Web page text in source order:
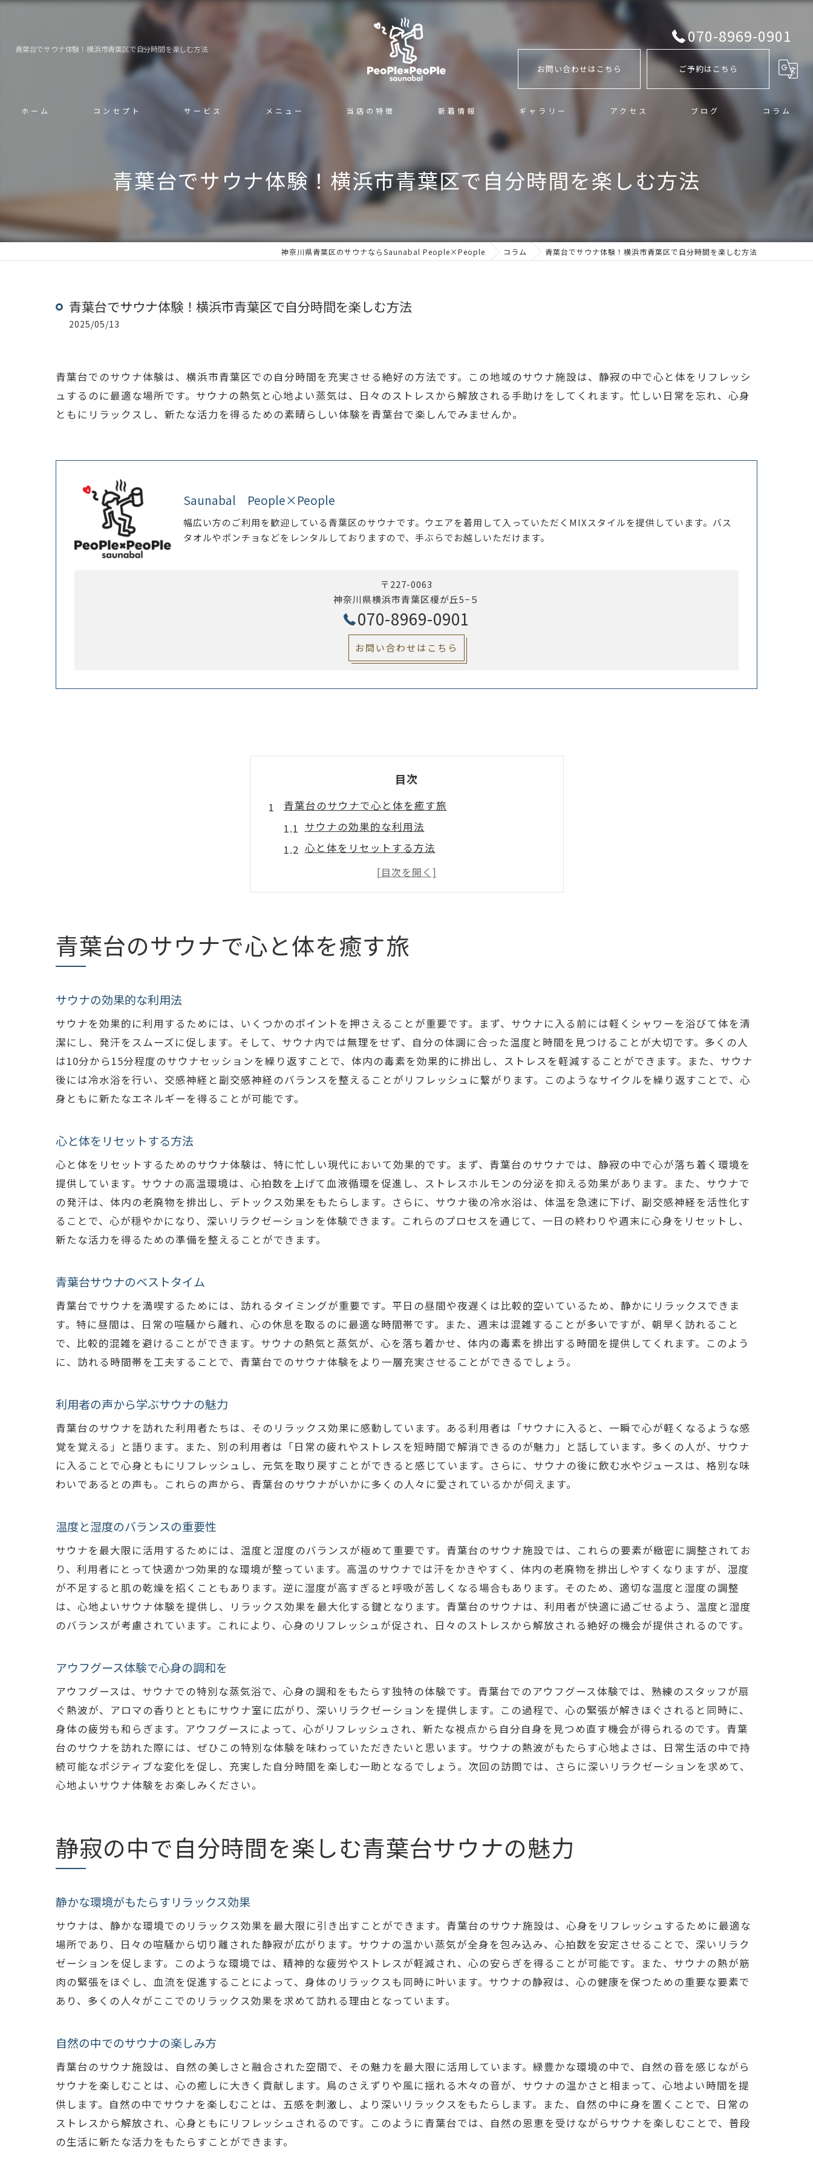
青葉台でサウナ体験！横浜市青葉区で自分時間を楽しむ方法
070-8969-0901
お問い合わせはこちら ご予約はこちら
ホーム コンセプト サービス メニュー 当店の特徴
サ活
カフェ＆バー
新着情報 ギャラリー アクセス ブログ コラム
青葉台でサウナ体験！横浜市青葉区で自分時間を楽しむ方法
神奈川県青葉区のサウナならSaunabal People×People コラム 青葉台でサウナ体験！横浜市青葉区で自分時間を楽しむ方法
青葉台でサウナ体験！横浜市青葉区で自分時間を楽しむ方法
2025/05/13
青葉台でのサウナ体験は、横浜市青葉区での自分時間を充実させる絶好の方法です。この地域のサウナ施設は、静寂の中で心と体をリフレッシ
ュするのに最適な場所です。サウナの熱気と心地よい蒸気は、日々のストレスから解放される手助けをしてくれます。忙しい日常を忘れ、心身
ともにリラックスし、新たな活力を得るための素晴らしい体験を青葉台で楽しんでみませんか。
Saunabal People×People
幅広い方のご利用を歓迎している青葉区のサウナです。ウエアを着用して入っていただくMIXスタイルを提供しています。バス
タオルやポンチョなどをレンタルしておりますので、手ぶらでお越しいただけます。
〒227-0063
神奈川県横浜市青葉区榎が丘5−５
070-8969-0901
お問い合わせはこちら
目次
青葉台のサウナで心と体を癒す旅
サウナの効果的な利用法
心と体をリセットする方法
青葉台サウナのベストタイム
利用者の声から学ぶサウナの魅力
アウフグース体験で心身の調和を
静寂の中で自分時間を楽しむ青葉台サウナの魅力
青葉区の自然とサウナの調和
自分時間の充実をサウナで実現
ストレス軽減に役立つサウナルーティン
アロマの香りが心に与える影響
横浜市青葉区で見つけるサウナの新たな魅力
新たなサウナ体験の提案
青葉区のおすすめサウナスポット
サウナと地域交流の可能性
自然と共生するサウナの未来
心身をリフレッシュするサウナの活用法
青葉台で得る新しいリラックス方法
サウナでの深いリラクゼーション体験
自分時間を大切にするためのサウナ活用
充実した休息を提供するサウナの魅力
サウナでの過ごし方のヒント
自然豊かな青葉区でサウナを楽しむ過ごし方
自然と共に味わうサウナの魅力
青葉区の自然がもたらす心の癒し
サウナと自然散策の組み合わせ
青葉区での自然体験とサウナの融合
アウフグース体験とサウナで心身のリセットを図る
アウフグースとは？その魅力を解説
アウフグースで体験する深いリラックス
心身のリセットに効果的なサウナ利用
青葉台サウナで心に安らぎを取り戻す方法
青葉台でのサウナが心に及ぼす影響
サウナでの安らぎを求めて
心の安らぎを得るためのサウナ選び
青葉台のサウナで心と体を癒す旅
サウナの効果的な利用法
サウナを効果的に利用するためには、いくつかのポイントを押さえることが重要です。まず、サウナに入る前には軽くシャワーを浴びて体を清
潔にし、発汗をスムーズに促します。そして、サウナ内では無理をせず、自分の体調に合った温度と時間を見つけることが大切です。多くの人
は10分から15分程度のサウナセッションを繰り返すことで、体内の毒素を効果的に排出し、ストレスを軽減することができます。また、サウナ
後には冷水浴を行い、交感神経と副交感神経のバランスを整えることがリフレッシュに繋がります。このようなサイクルを繰り返すことで、心
身ともに新たなエネルギーを得ることが可能です。
心と体をリセットする方法
心と体をリセットするためのサウナ体験は、特に忙しい現代において効果的です。まず、青葉台のサウナでは、静寂の中で心が落ち着く環境を
提供しています。サウナの高温環境は、心拍数を上げて血液循環を促進し、ストレスホルモンの分泌を抑える効果があります。また、サウナで
の発汗は、体内の老廃物を排出し、デトックス効果をもたらします。さらに、サウナ後の冷水浴は、体温を急速に下げ、副交感神経を活性化す
ることで、心が穏やかになり、深いリラクゼーションを体験できます。これらのプロセスを通じて、一日の終わりや週末に心身をリセットし、
新たな活力を得るための準備を整えることができます。
青葉台サウナのベストタイム
青葉台でサウナを満喫するためには、訪れるタイミングが重要です。平日の昼間や夜遅くは比較的空いているため、静かにリラックスできま
す。特に昼間は、日常の喧騒から離れ、心の休息を取るのに最適な時間帯です。また、週末は混雑することが多いですが、朝早く訪れること
で、比較的混雑を避けることができます。サウナの熱気と蒸気が、心を落ち着かせ、体内の毒素を排出する時間を提供してくれます。このよう
に、訪れる時間帯を工夫することで、青葉台でのサウナ体験をより一層充実させることができるでしょう。
利用者の声から学ぶサウナの魅力
青葉台のサウナを訪れた利用者たちは、そのリラックス効果に感動しています。ある利用者は「サウナに入ると、一瞬で心が軽くなるような感
覚を覚える」と語ります。また、別の利用者は「日常の疲れやストレスを短時間で解消できるのが魅力」と話しています。多くの人が、サウナ
に入ることで心身ともにリフレッシュし、元気を取り戻すことができると感じています。さらに、サウナの後に飲む水やジュースは、格別な味
わいであるとの声も。これらの声から、青葉台のサウナがいかに多くの人々に愛されているかが伺えます。
温度と湿度のバランスの重要性
サウナを最大限に活用するためには、温度と湿度のバランスが極めて重要です。青葉台のサウナ施設では、これらの要素が緻密に調整されてお
り、利用者にとって快適かつ効果的な環境が整っています。高温のサウナでは汗をかきやすく、体内の老廃物を排出しやすくなりますが、湿度
が不足すると肌の乾燥を招くこともあります。逆に湿度が高すぎると呼吸が苦しくなる場合もあります。そのため、適切な温度と湿度の調整
は、心地よいサウナ体験を提供し、リラックス効果を最大化する鍵となります。青葉台のサウナは、利用者が快適に過ごせるよう、温度と湿度
のバランスが考慮されています。これにより、心身のリフレッシュが促され、日々のストレスから解放される絶好の機会が提供されるのです。
アウフグース体験で心身の調和を
アウフグースは、サウナでの特別な蒸気浴で、心身の調和をもたらす独特の体験です。青葉台でのアウフグース体験では、熟練のスタッフが扇
ぐ熱波が、アロマの香りとともにサウナ室に広がり、深いリラクゼーションを提供します。この過程で、心の緊張が解きほぐされると同時に、
身体の疲労も和らぎます。アウフグースによって、心がリフレッシュされ、新たな視点から自分自身を見つめ直す機会が得られるのです。青葉
台のサウナを訪れた際には、ぜひこの特別な体験を味わっていただきたいと思います。サウナの熱波がもたらす心地よさは、日常生活の中で持
続可能なポジティブな変化を促し、充実した自分時間を楽しむ一助となるでしょう。次回の訪問では、さらに深いリラクゼーションを求めて、
心地よいサウナ体験をお楽しみください。
静寂の中で自分時間を楽しむ青葉台サウナの魅力
静かな環境がもたらすリラックス効果
サウナは、静かな環境でのリラックス効果を最大限に引き出すことができます。青葉台のサウナ施設は、心身をリフレッシュするために最適な
場所であり、日々の喧騒から切り離された静寂が広がります。サウナの温かい蒸気が全身を包み込み、心拍数を安定させることで、深いリラク
ゼーションを促します。このような環境では、精神的な疲労やストレスが軽減され、心の安らぎを得ることが可能です。また、サウナの熱が筋
肉の緊張をほぐし、血流を促進することによって、身体のリラックスも同時に叶います。サウナの静寂は、心の健康を保つための重要な要素で
あり、多くの人々がここでのリラックス効果を求めて訪れる理由となっています。
自然の中でのサウナの楽しみ方
青葉台のサウナ施設は、自然の美しさと融合された空間で、その魅力を最大限に活用しています。緑豊かな環境の中で、自然の音を感じながら
サウナを楽しむことは、心の癒しに大きく貢献します。鳥のさえずりや風に揺れる木々の音が、サウナの温かさと相まって、心地よい時間を提
供します。自然の中でサウナを楽しむことは、五感を刺激し、より深いリラックスをもたらします。また、自然の中に身を置くことで、日常の
ストレスから解放され、心身ともにリフレッシュされるのです。このように青葉台では、自然の恩恵を受けながらサウナを楽しむことで、普段
の生活に新たな活力をもたらすことができます。